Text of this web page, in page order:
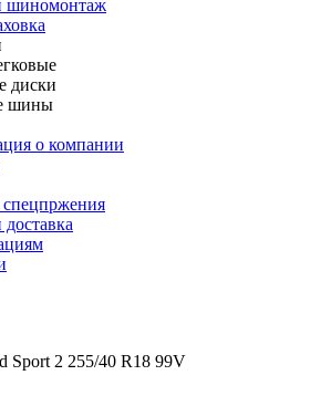
шиномонтаж
диски
шины
о компании
Sport 2 255/40 R18 99V